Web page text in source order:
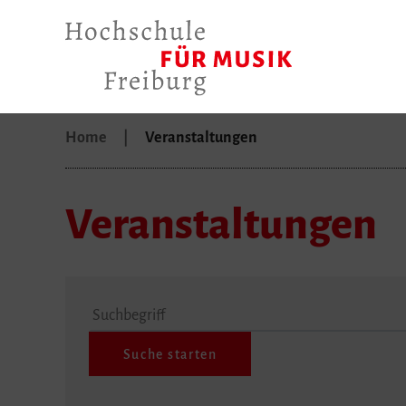
Home Veranstaltungen
Veranstaltungen
Suchbegriff